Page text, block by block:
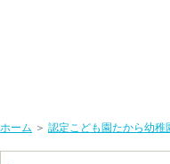
ホーム ＞ 認定こども園たから幼稚